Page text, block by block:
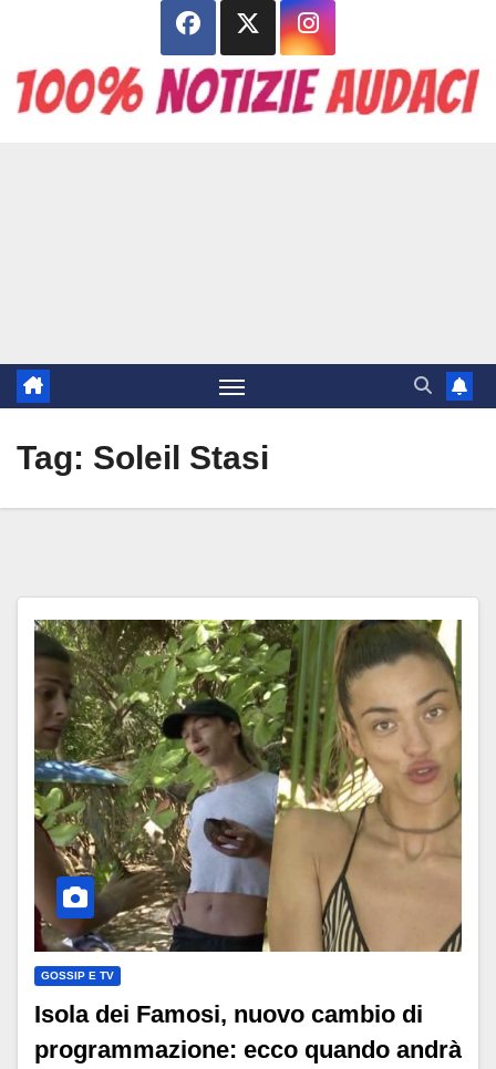
contenuto
Tag: Soleil Stasi
GOSSIP E TV
Isola dei Famosi, nuovo cambio di
programmazione: ecco quando andrà